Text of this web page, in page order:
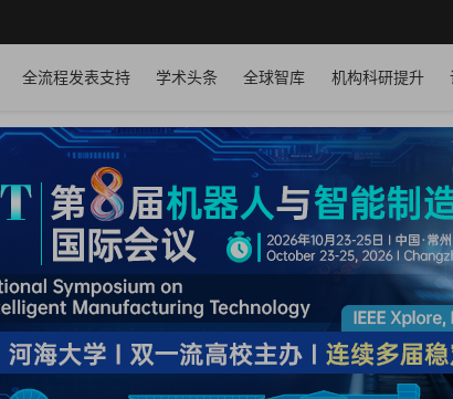
全流程发表支持 学术头条 全球智库 机构科研提升